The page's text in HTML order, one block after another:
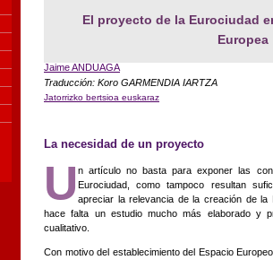
El proyecto de la Eurociudad
Europea
Jaime ANDUAGA
Traducción: Koro GARMENDIA IARTZA
Jatorrizko bertsioa euskaraz
La necesidad de un proyecto
U n artículo no basta para exponer las
Eurociudad, como tampoco resultan
apreciar la relevancia de la creación de la
hace falta un estudio mucho más elaborado y
cualitativo.
Con motivo del establecimiento del Espacio